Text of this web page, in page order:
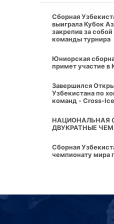
Сборная
выиграла Кубок
закрепив за
команды турнира
Юниорская
примет участие в
Завершился
Узбекистана по
команд - Cross-
НАЦИОНАЛЬНАЯ
ДВУКРАТНЫЕ
Сборная
чемпионату мира